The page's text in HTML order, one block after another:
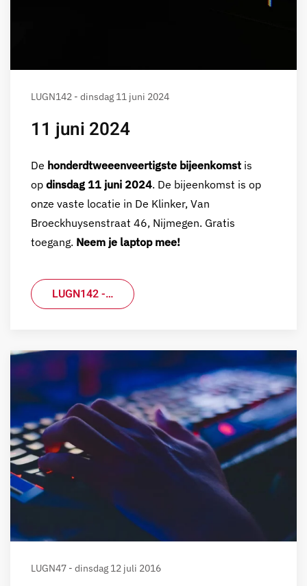
LUGN142 - dinsdag 11 juni 2024
11 juni 2024
De honderdtweeenveertigste bijeenkomst is
op dinsdag 11 juni 2024. De bijeenkomst is op
onze vaste locatie in De Klinker, Van
Broeckhuysenstraat 46, Nijmegen. Gratis
toegang. Neem je laptop mee!
LUGN142 -…
LUGN47 - dinsdag 12 juli 2016